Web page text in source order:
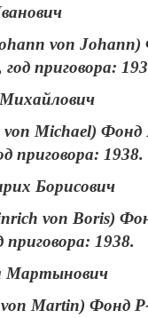
von
приговора:
Michael) Фонд
приговора: 1938.
Борисович
von Boris)
приговора: 1938.
Мартынович
Martin) Фонд